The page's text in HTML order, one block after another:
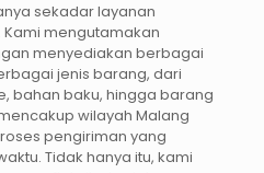
sekadar layanan
mengutamakan
menyediakan berbagai
jenis barang, dari
bahan baku, hingga barang
wilayah Malang
pengiriman yang
Tidak hanya itu, kami